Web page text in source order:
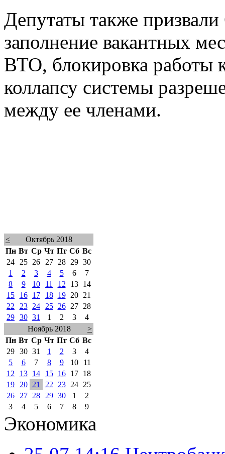
Депутаты также
заполнение вакантных
ВТО, блокировка работы
коллапсу системы
между ее членами.
<
Октябрь 2018
Пн Вт Ср Чт Пт Сб Вс
24
25 26 27 28 29 30
1
2 3 4 5 6
7
8
9 10 11 12 13
14
15
16 17 18 19 20
21
22
23 24 25 26 27
28
29 30 31 1 2 3
4
Ноябрь 2018
>
Пн Вт Ср Чт Пт Сб Вс
29 30 31 1 2 3
4
5
6 7 8 9 10
11
12
13 14 15 16 17
18
19
20 21 22 23 24
25
26
27 28 29 30 1
2
3
4 5 6 7 8 9
Экономика